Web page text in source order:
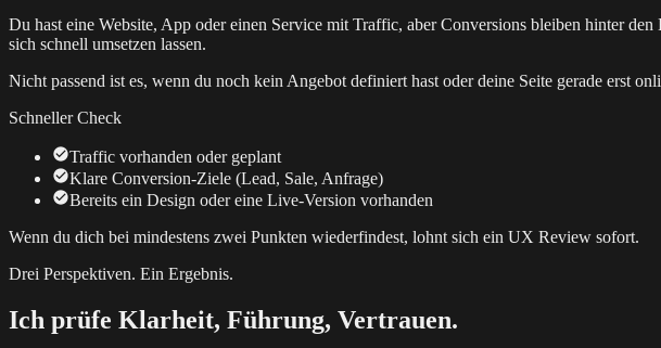
Du hast eine Website, App oder einen Service mit Traffic, aber Conversions bleiben hinter
sich schnell umsetzen lassen.
Nicht passend ist es, wenn du noch kein Angebot definiert hast oder deine Seite gerade erst
Schneller Check
Traffic vorhanden oder geplant
Klare Conversion-Ziele (Lead, Sale, Anfrage)
Bereits ein Design oder eine Live-Version vorhanden
Wenn du dich bei mindestens zwei Punkten wiederfindest, lohnt sich ein UX Review sofort.
Drei Perspektiven. Ein Ergebnis.
Ich prüfe Klarheit, Führung, Vertrauen.